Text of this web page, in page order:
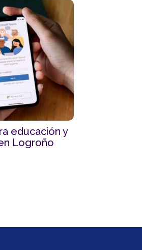
educación y
Logroño